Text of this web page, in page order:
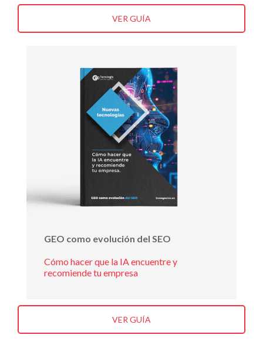
VER GUÍA
GEO como evolución del SEO
Cómo hacer que la IA encuentre y
recomiende tu empresa
VER GUÍA